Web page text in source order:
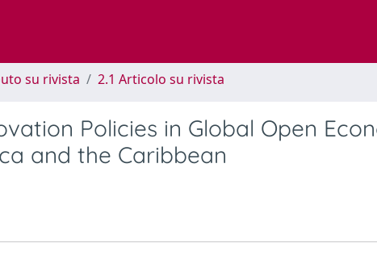
su rivista 2.1 Articolo su rivista
Policies in Global Open
and the Caribbean